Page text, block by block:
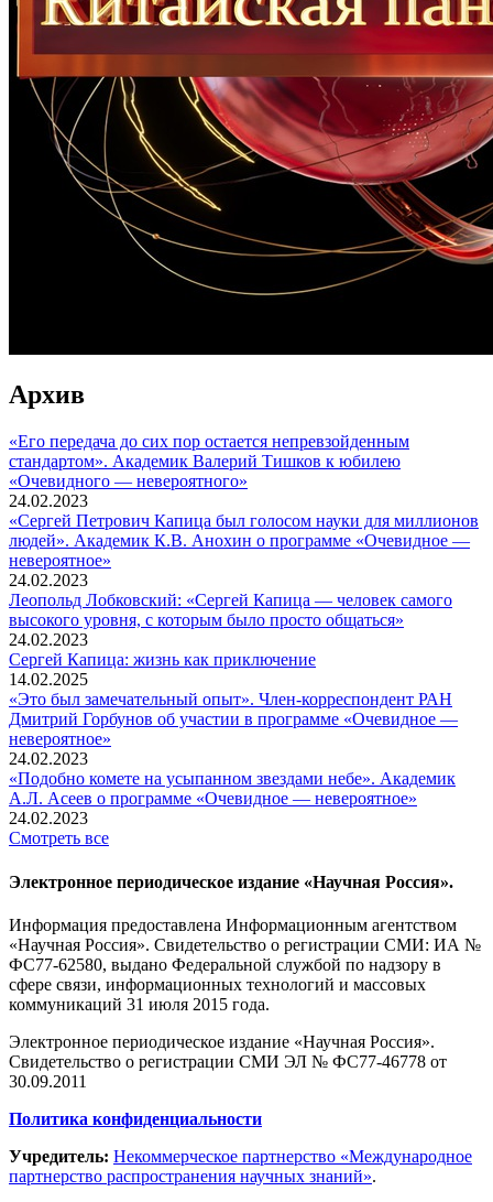
Архив
«Его передача до сих пор остается непревзойденным
стандартом». Академик Валерий Тишков к юбилею
«Очевидного — невероятного»
24.02.2023
«Сергей Петрович Капица был голосом науки для миллионов
людей». Академик К.В. Анохин о программе «Очевидное —
невероятное»
24.02.2023
Леопольд Лобковский: «Сергей Капица — человек самого
высокого уровня, с которым было просто общаться»
24.02.2023
Сергей Капица: жизнь как приключение
14.02.2025
«Это был замечательный опыт». Член-корреспондент РАН
Дмитрий Горбунов об участии в программе «Очевидное —
невероятное»
24.02.2023
«Подобно комете на усыпанном звездами небе». Академик
А.Л. Асеев о программе «Очевидное — невероятное»
24.02.2023
Смотреть все
Электронное периодическое издание «Научная Россия».
Информация предоставлена Информационным агентством
«Научная Россия». Свидетельство о регистрации СМИ: ИА №
ФС77-62580, выдано Федеральной службой по надзору в
сфере связи, информационных технологий и массовых
коммуникаций 31 июля 2015 года.
Электронное периодическое издание «Научная Россия».
Свидетельство о регистрации СМИ ЭЛ № ФС77-46778 от
30.09.2011
Политика конфиденциальности
Учредитель: Некоммерческое партнерство «Международное
партнерство распространения научных знаний».